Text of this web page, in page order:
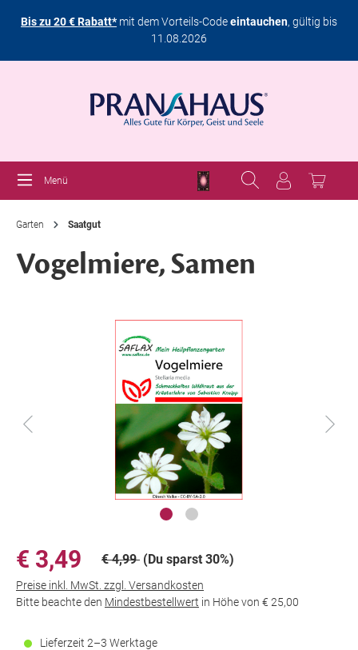
Bis zu 20 € Rabatt*mit dem Vorteils-Codeeintauchen, gültig bis
11.08.2026
Menü
Garten Saatgut
Vogelmiere, Samen
€ 3,49 € 4,99 (Du sparst 30%)
Preise inkl. MwSt. zzgl. Versandkosten
Bitte beachte den Mindestbestellwert in Höhe von € 25,00
Lieferzeit 2–3 Werktage